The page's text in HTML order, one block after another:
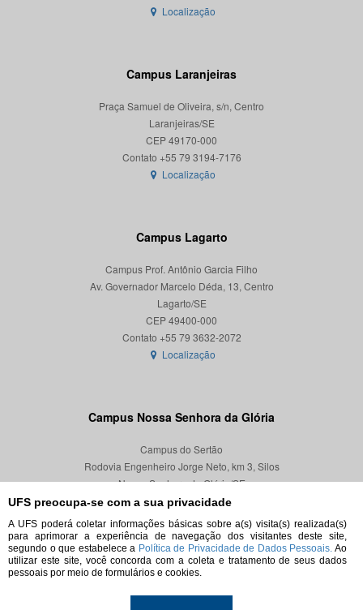
UFS preocupa-se com a sua privacidade
A UFS poderá coletar informações básicas sobre a(s) visita(s) realizada(s)
para aprimorar a experiência de navegação dos visitantes deste site,
segundo o que estabelece a Política de Privacidade de Dados Pessoais. Ao
utilizar este site, você concorda com a coleta e tratamento de seus dados
pessoais por meio de formulários e cookies.
Localização
Campus Laranjeiras
Praça Samuel de Oliveira, s/n, Centro
Laranjeiras/SE
CEP 49170-000
Localização
Campus Lagarto
Campus Prof. Antônio Garcia Filho
Av. Governador Marcelo Déda, 13, Centro
Lagarto/SE
CEP 49400-000
Localização
Campus Nossa Senhora da Glória
Campus do Sertão
Rodovia Engenheiro Jorge Neto, km 3, Silos
Nossa Senhora da Glória/SE
CEP 49680-000
Localização